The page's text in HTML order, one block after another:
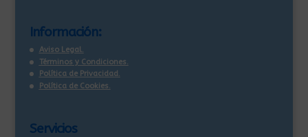
Información:
Aviso Legal.
Términos y Condiciones.
Política de Privacidad.
Política de Cookies.
Servicios